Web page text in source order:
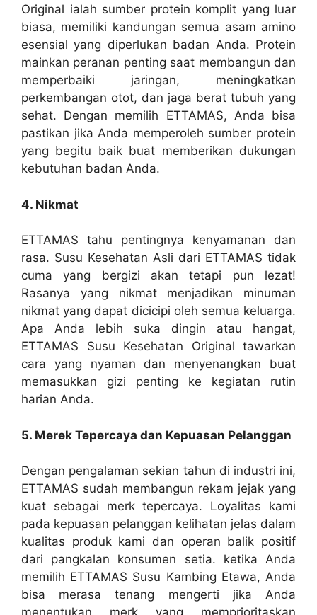
Original ialah sumber protein komplit yang luar
biasa, memiliki kandungan semua asam amino
esensial yang diperlukan badan Anda. Protein
mainkan peranan penting saat membangun dan
memperbaiki jaringan, meningkatkan
perkembangan otot, dan jaga berat tubuh yang
sehat. Dengan memilih ETTAMAS, Anda bisa
pastikan jika Anda memperoleh sumber protein
yang begitu baik buat memberikan dukungan
kebutuhan badan Anda.
4. Nikmat
ETTAMAS tahu pentingnya kenyamanan dan
rasa. Susu Kesehatan Asli dari ETTAMAS tidak
cuma yang bergizi akan tetapi pun lezat!
Rasanya yang nikmat menjadikan minuman
nikmat yang dapat dicicipi oleh semua keluarga.
Apa Anda lebih suka dingin atau hangat,
ETTAMAS Susu Kesehatan Original tawarkan
cara yang nyaman dan menyenangkan buat
memasukkan gizi penting ke kegiatan rutin
harian Anda.
5. Merek Tepercaya dan Kepuasan Pelanggan
Dengan pengalaman sekian tahun di industri ini,
ETTAMAS sudah membangun rekam jejak yang
kuat sebagai merk tepercaya. Loyalitas kami
pada kepuasan pelanggan kelihatan jelas dalam
kualitas produk kami dan operan balik positif
dari pangkalan konsumen setia. ketika Anda
memilih ETTAMAS Susu Kambing Etawa, Anda
bisa merasa tenang mengerti jika Anda
menentukan merk yang memprioritaskan